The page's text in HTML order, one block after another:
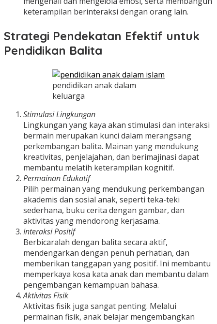
keterampilan berinteraksi dengan orang lain.
Strategi Pendekatan Efektif untuk
Pendidikan Balita
pendidikan anak dalam
keluarga
Stimulasi Lingkungan
Lingkungan yang kaya akan stimulasi dan interaksi
bermain merupakan kunci dalam merangsang
perkembangan balita. Mainan yang mendukung
kreativitas, penjelajahan, dan berimajinasi dapat
membantu melatih keterampilan kognitif.
Permainan Edukatif
Pilih permainan yang mendukung perkembangan
akademis dan sosial anak, seperti teka-teki
sederhana, buku cerita dengan gambar, dan
aktivitas yang mendorong kerjasama.
Interaksi Positif
Berbicaralah dengan balita secara aktif,
mendengarkan dengan penuh perhatian, dan
memberikan tanggapan yang positif. Ini membantu
memperkaya kosa kata anak dan membantu dalam
pengembangan kemampuan bahasa.
Aktivitas Fisik
Aktivitas fisik juga sangat penting. Melalui
permainan fisik, anak belajar mengembangkan